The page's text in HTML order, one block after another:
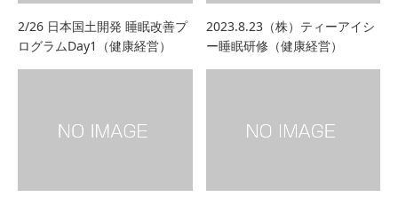
2/26 日本国土開発 睡眠改善プ
ログラムDay1（健康経営）
2023.8.23（株）ティーアイシ
ー睡眠研修（健康経営）